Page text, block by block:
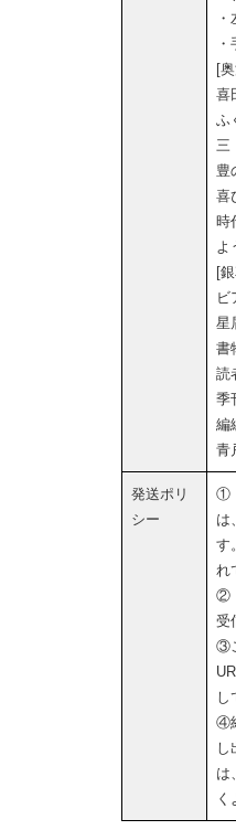
[
喜
ふ
三
豊
喜
時
よ
[
ビ
星
書
読
季
編
青
発送ポリ
シー
①
は
す
れ
②
受
③
し
④
し
は
く